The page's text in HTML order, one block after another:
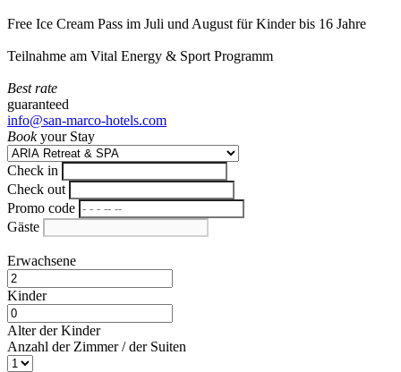
Free Ice Cream Pass im Juli und August für Kinder bis 16 Jahre
Teilnahme am Vital Energy & Sport Programm
Best rate
guaranteed
info@san-marco-hotels.com
Bookyour Stay
Check in
Check out
Promo code
Gäste
Erwachsene
Kinder
Alter der Kinder
Anzahl der Zimmer / der Suiten